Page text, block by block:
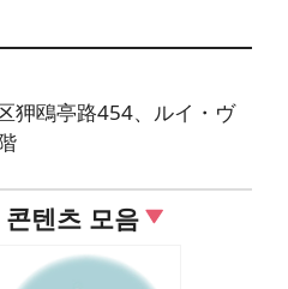
狎鴎亭路454、ルイ・ヴ
텐츠 모음